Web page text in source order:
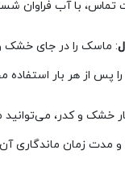
تماس، با آب فراوان
: ماسک را در جای خشک
پس از هر بار استفاده
خشک و کدر، می‌توانید